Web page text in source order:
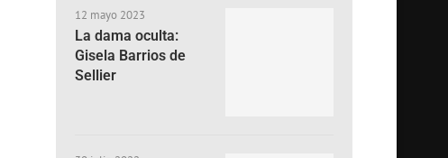
12 mayo 2023
La dama oculta:
Gisela Barrios de
Sellier